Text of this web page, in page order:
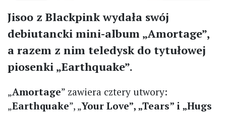
Jisoo z Blackpink wydała swój
debiutancki mini-album „Amortage”,
a razem z nim teledysk do tytułowej
piosenki „Earthquake”.
„Amortage” zawiera cztery utwory:
„Earthquake”, „Your Love”, „Tears” i „Hugs